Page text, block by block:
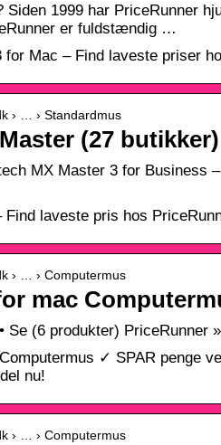
Siden 1999 har PriceRunner
er fuldstændig …
for Mac – Find laveste priser
› … › Standardmus
(27
MX Master 3 for Business
Find laveste pris hos
› … › Computermus
mac
Se (6 produkter) PriceRunner »
✓ SPAR penge
nu!
› … › Computermus